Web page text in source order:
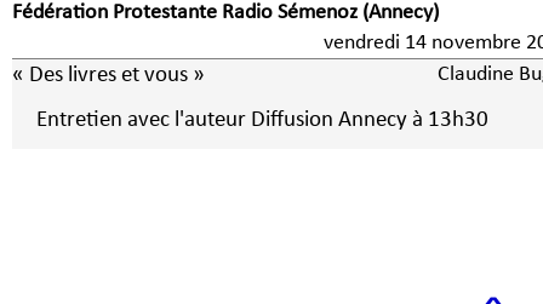
Fédération Protestante Radio Sémenoz (Annecy)
vendredi 14 novembre
« Des livres et vous » Claudine
Entretien avec l'auteur Diffusion Annecy à 13h30